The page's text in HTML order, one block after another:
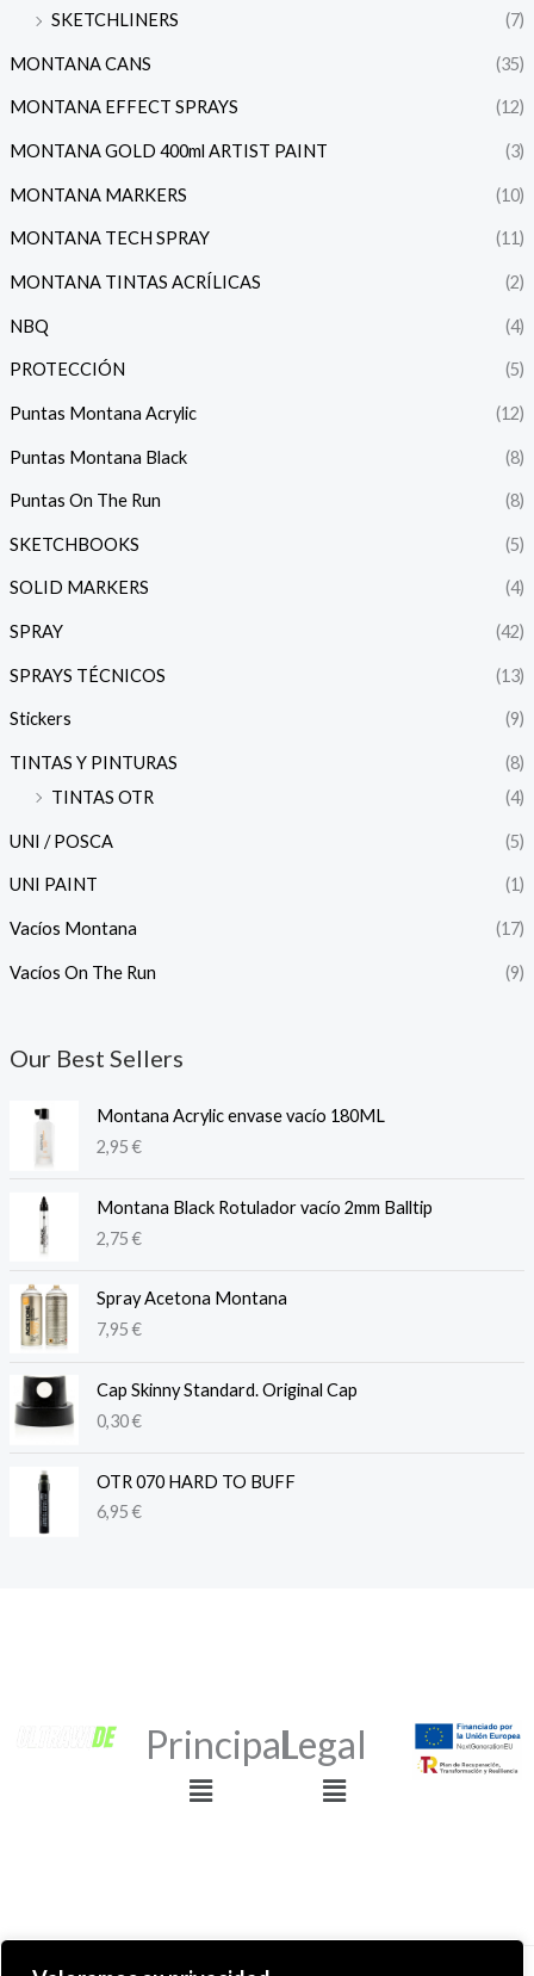
SKETCHLINERS
(7)
MONTANA CANS (35)
MONTANA EFFECT SPRAYS (12)
MONTANA GOLD 400ml ARTIST PAINT (3)
MONTANA MARKERS (10)
MONTANA TECH SPRAY (11)
MONTANA TINTAS ACRÍLICAS (2)
NBQ (4)
PROTECCIÓN (5)
Puntas Montana Acrylic (12)
Puntas Montana Black (8)
Puntas On The Run (8)
SKETCHBOOKS (5)
SOLID MARKERS (4)
SPRAY (42)
SPRAYS TÉCNICOS (13)
Stickers (9)
TINTAS Y PINTURAS
(8)
TINTAS OTR
(4)
UNI / POSCA (5)
UNI PAINT (1)
Vacíos Montana (17)
Vacíos On The Run (9)
Our Best Sellers
Montana Acrylic envase vacío 180ML
2,95€
Montana Black Rotulador vacío 2mm Balltip
2,75€
Spray Acetona Montana
7,95€
Cap Skinny Standard. Original Cap
0,30€
OTR 070 HARD TO BUFF
6,95€
Principal
Menú
Legal
Menú